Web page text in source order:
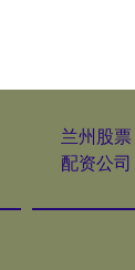
兰州股票
配资公司